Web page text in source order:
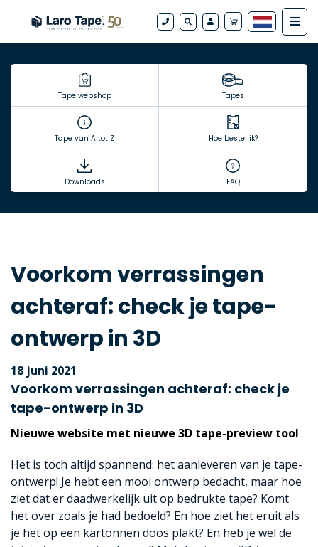
Tape webshop Tapes
Tape van A tot Z Hoe bestel ik?
Downloads FAQ
Voorkom verrassingen
achteraf: check je tape-
ontwerp in 3D
18 juni 2021
Voorkom verrassingen achteraf: check je
tape-ontwerp in 3D
Nieuwe website met nieuwe 3D tape-preview tool
Het is toch altijd spannend: het aanleveren van je tape-
ontwerp! Je hebt een mooi ontwerp bedacht, maar hoe
ziet dat er daadwerkelijk uit op bedrukte tape? Komt
het over zoals je had bedoeld? En hoe ziet het eruit als
je het op een kartonnen doos plakt? En heb je wel de